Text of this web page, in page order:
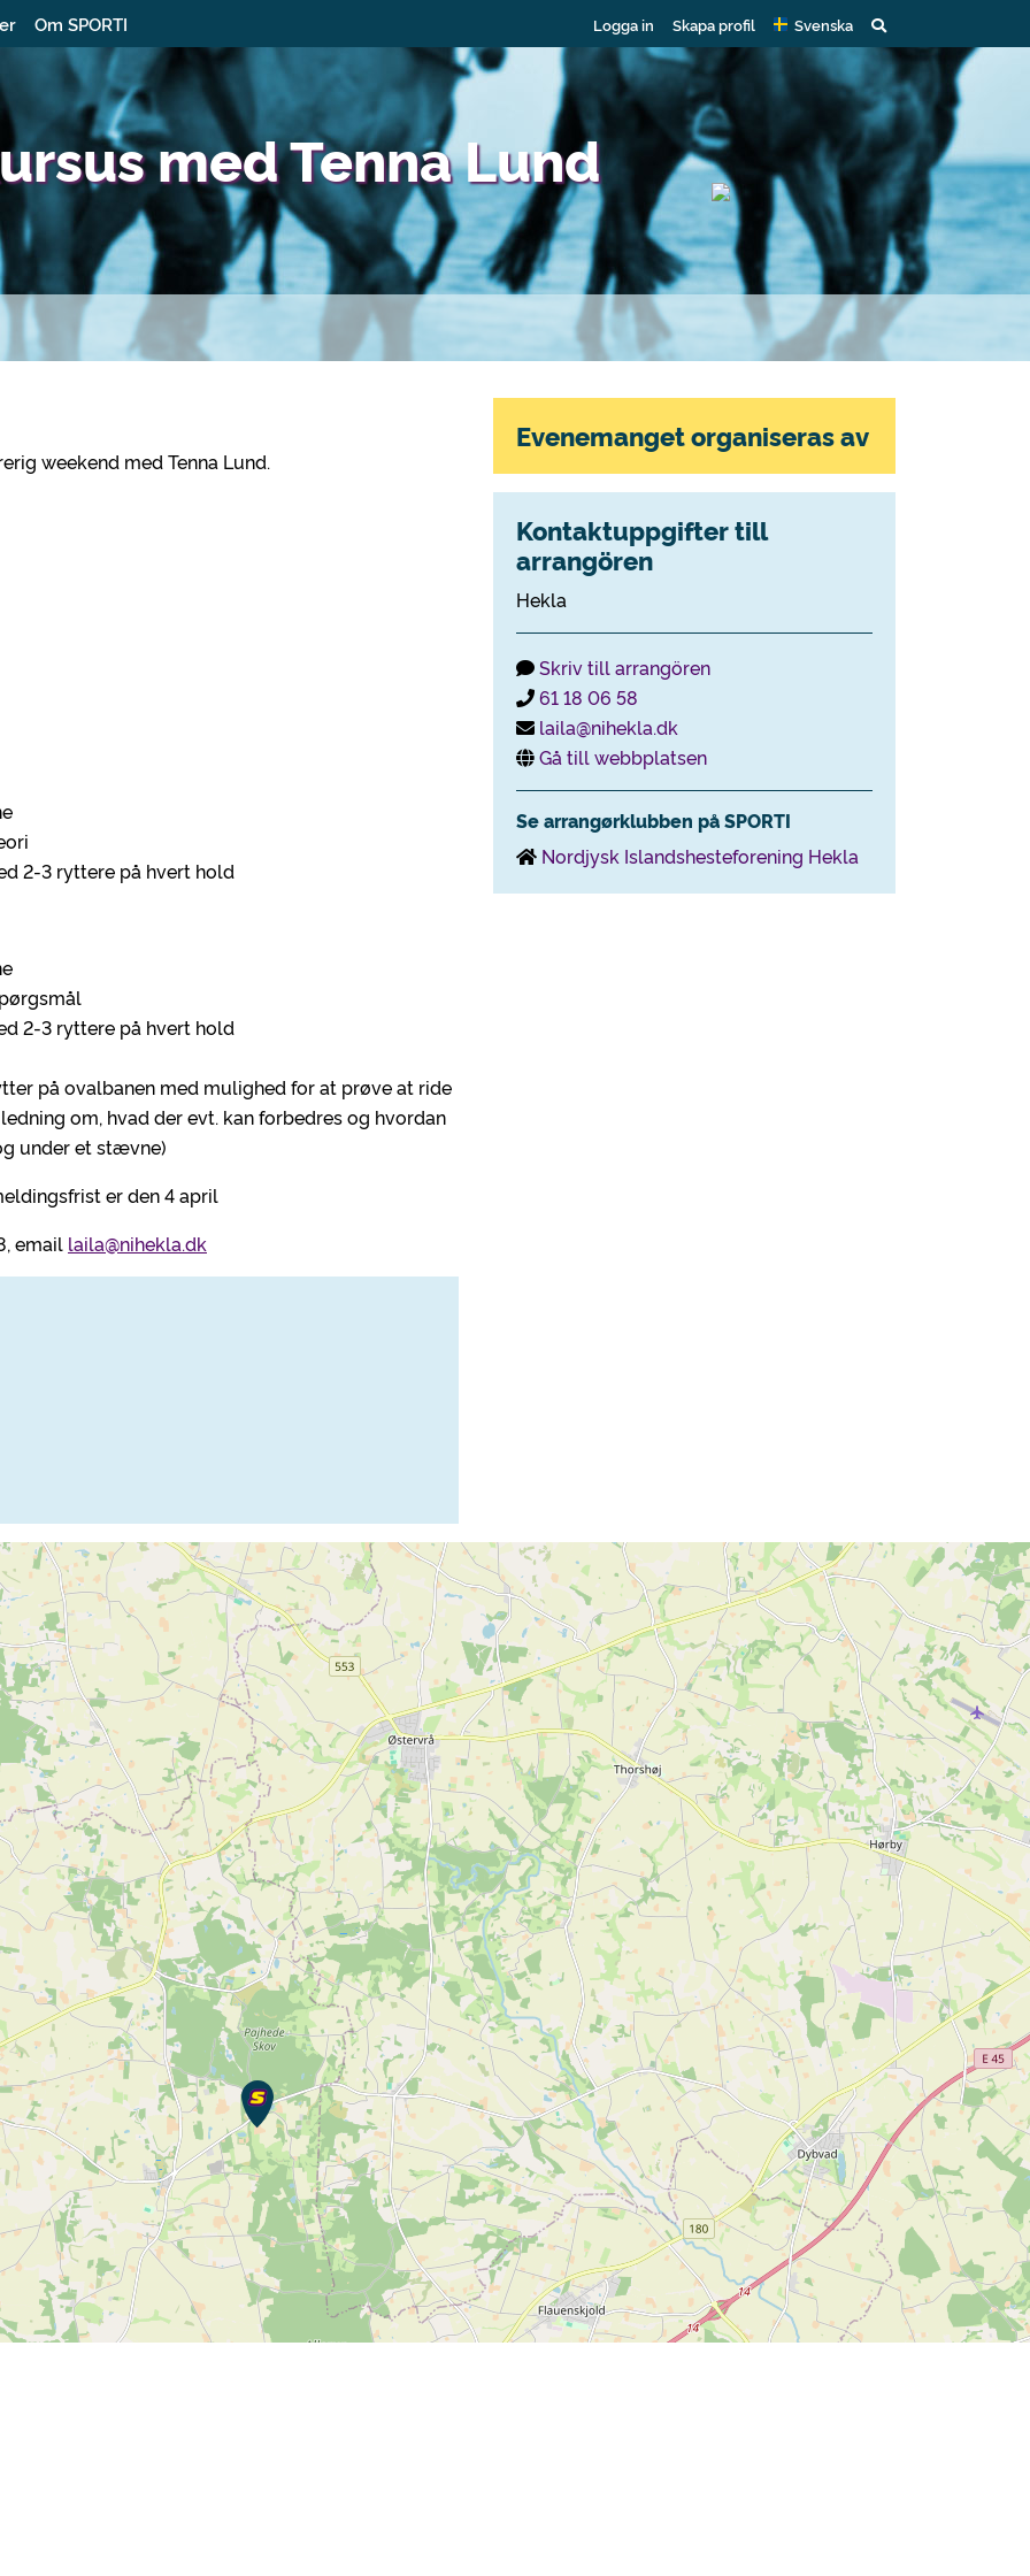
Om SPORTI Logga in Skapa profil Svenska
med Tenna Lund
weekend med Tenna Lund.
2-3 ryttere på hvert hold
2-3 ryttere på hvert hold
på ovalbanen med mulighed for at prøve at ride
om, hvad der evt. kan forbedres og hvordan
under et stævne)
er den 4 april
email laila@nihekla.dk
Evenemanget organiseras av
Kontaktuppgifter till
arrangören
Hekla
Skriv till arrangören
61 18 06 58
laila@nihekla.dk
Gå till webbplatsen
Se arrangørklubben på SPORTI
Nordjysk Islandshesteforening Hekla